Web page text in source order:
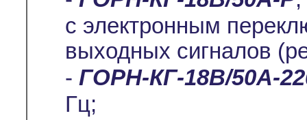
с электронным
выходных сигналов
- ГОРН-КГ-18В/50А-
Гц;